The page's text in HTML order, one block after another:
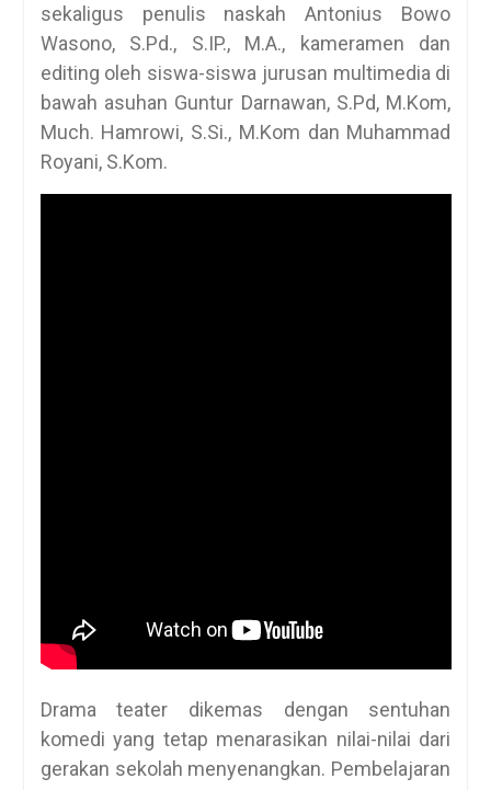
sekaligus penulis naskah Antonius Bowo
Wasono, S.Pd., S.IP., M.A., kameramen dan
editing oleh siswa-siswa jurusan multimedia di
bawah asuhan Guntur Darnawan, S.Pd, M.Kom,
Much. Hamrowi, S.Si., M.Kom dan Muhammad
Royani, S.Kom.
Drama teater dikemas dengan sentuhan
komedi yang tetap menarasikan nilai-nilai dari
gerakan sekolah menyenangkan. Pembelajaran